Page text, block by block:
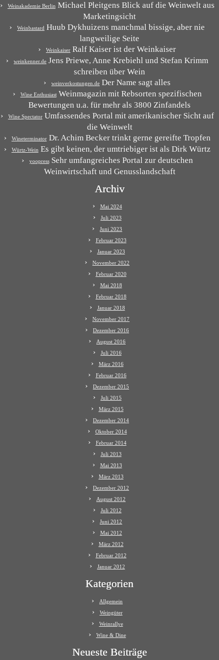
Weinakademie Berlin Michael Pleitgens Blick auf die Weinwelt aus
Marketingsicht
Weinbastard Huub Dykhuizens manchmal bissige, aber nie
langweilige Seite
Weinkaiser Ralf Kaiser ist der Weinkaiser
weinkenner.de Jens Priewe, Anne Krebiehl und Stefan Krimm
schreiben über Wein
weinverkostungen.de Der Name sagt alles
Wine EnthusiastWeinmagazin mit Rebsorten spezifischen
Bewertungen u.a. für mehr als 3800 Zinfandels
Wine SpectatorUmfassendes Portal mit amerikanischer Sicht auf
die Weinwelt
WineterminatorDr. Achim Becker trinkt gerne gereifte Tropfen
Würtz-Wein Es gibt keinen, der umtriebiger ist als Dirk Würtz
yoopressSehr umfangreiches Portal zur deutschen
Weinwirtschaft und Genusslandschaft
Archiv
Mai 2024
Juli 2023
Juni 2023
Februar 2023
Januar 2023
November 2022
Februar 2020
Mai 2018
Februar 2018
Januar 2018
November 2017
Dezember 2016
August 2016
Juli 2016
März 2016
Februar 2016
Dezember 2015
Juli 2015
März 2015
Dezember 2014
Oktober 2014
Februar 2014
Juli 2013
Mai 2013
März 2013
Dezember 2012
August 2012
Juli 2012
Juni 2012
Mai 2012
März 2012
Februar 2012
Januar 2012
Kategorien
Allgemein
Weingüter
Weinrallye
Wine & Dine
Neueste Beiträge